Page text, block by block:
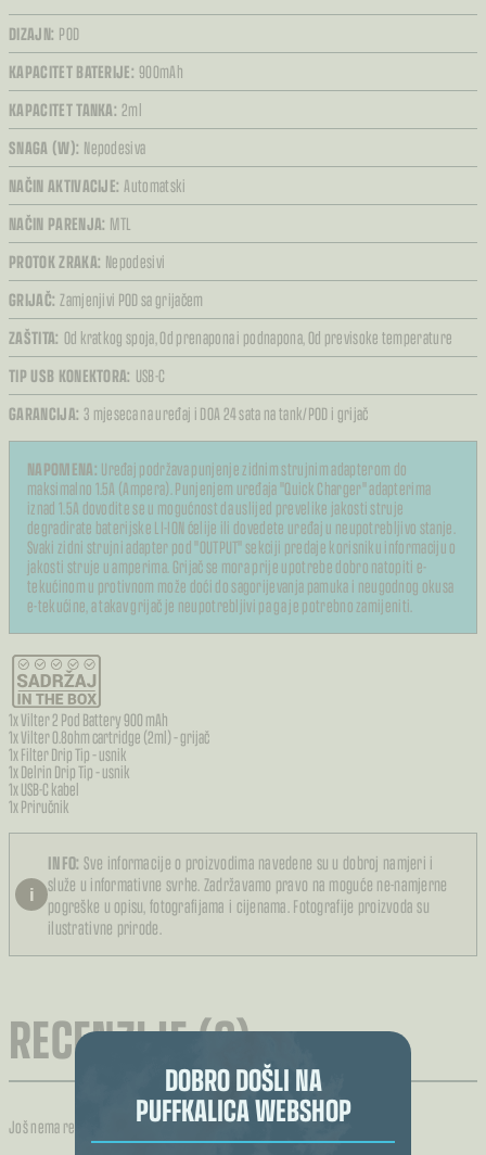
DOBRO DOŠLI NA
PUFFKALICA WEBSHOP
DIZAJN: POD
KAPACITET BATERIJE: 900mAh
KAPACITET TANKA: 2ml
SNAGA (W): Nepodesiva
NAČIN AKTIVACIJE: Automatski
NAČIN PARENJA: MTL
PROTOK ZRAKA: Nepodesivi
GRIJAČ: Zamjenjivi POD sa grijačem
ZAŠTITA: Od kratkog spoja,Od prenapona i podnapona,Od previsoke temperature
TIP USB KONEKTORA: USB-C
GARANCIJA: 3 mjeseca na uređaj i DOA 24 sata na tank/POD i grijač
NAPOMENA: Uređaj podržava punjenje zidnim strujnim adapterom do
maksimalno 1.5A (Ampera). Punjenjem uređaja "Quick Charger" adapterima
iznad 1.5A dovodite se u mogućnost da uslijed prevelike jakosti struje
degradirate baterijske LI-ION ćelije ili dovedete uređaj u neupotrebljivo stanje.
Svaki zidni strujni adapter pod "OUTPUT" sekciji predaje korisniku informaciju o
jakosti struje u amperima. Grijač se mora prije upotrebe dobro natopiti e-
tekućinom u protivnom može doći do sagorijevanja pamuka i neugodnog okusa
e-tekućine, a takav grijač je neupotrebljivi pa ga je potrebno zamijeniti.
1x Vilter 2 Pod Battery 900 mAh
1x Vilter 0.8ohm cartridge (2ml) – grijač
1x Filter Drip Tip – usnik
1x Delrin Drip Tip – usnik
1x USB-C kabel
1x Priručnik
i
INFO: Sve informacije o proizvodima navedene su u dobroj namjeri i
služe u informativne svrhe. Zadržavamo pravo na moguće ne-namjerne
pogreške u opisu, fotografijama i cijenama. Fotografije proizvoda su
ilustrativne prirode.
RECENZIJE (0)
Još nema recenzija.